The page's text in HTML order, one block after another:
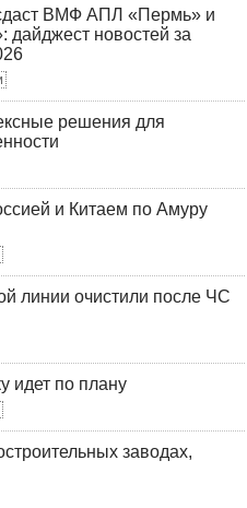
ВМФ АПЛ «Пермь» и
новостей за
решения для
и Китаем по Амуру
линии очистили после ЧС
идет по плану
заводах,